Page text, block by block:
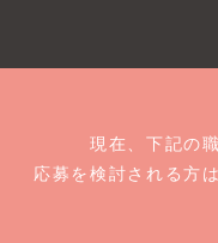
現在、下記の
応募を検討される方